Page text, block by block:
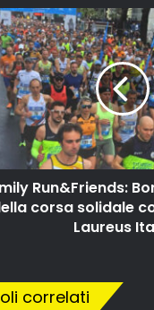
Run&Friends:
corsa solidale
Laureus
correlati